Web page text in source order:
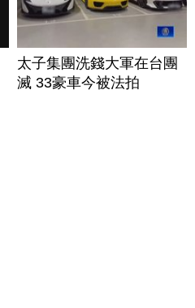
太子集團洗錢大軍在台團
滅 33豪車今被法拍